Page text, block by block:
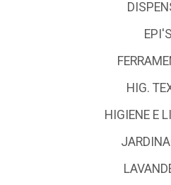
EPI'S
HIG.
HIGIENE E